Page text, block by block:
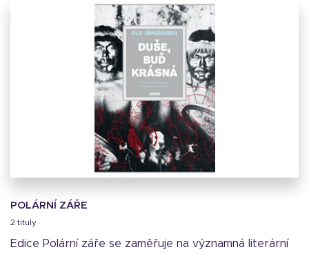
POLÁRNÍ ZÁŘE
2 tituly
Edice Polární záře se zaměřuje na významná literární